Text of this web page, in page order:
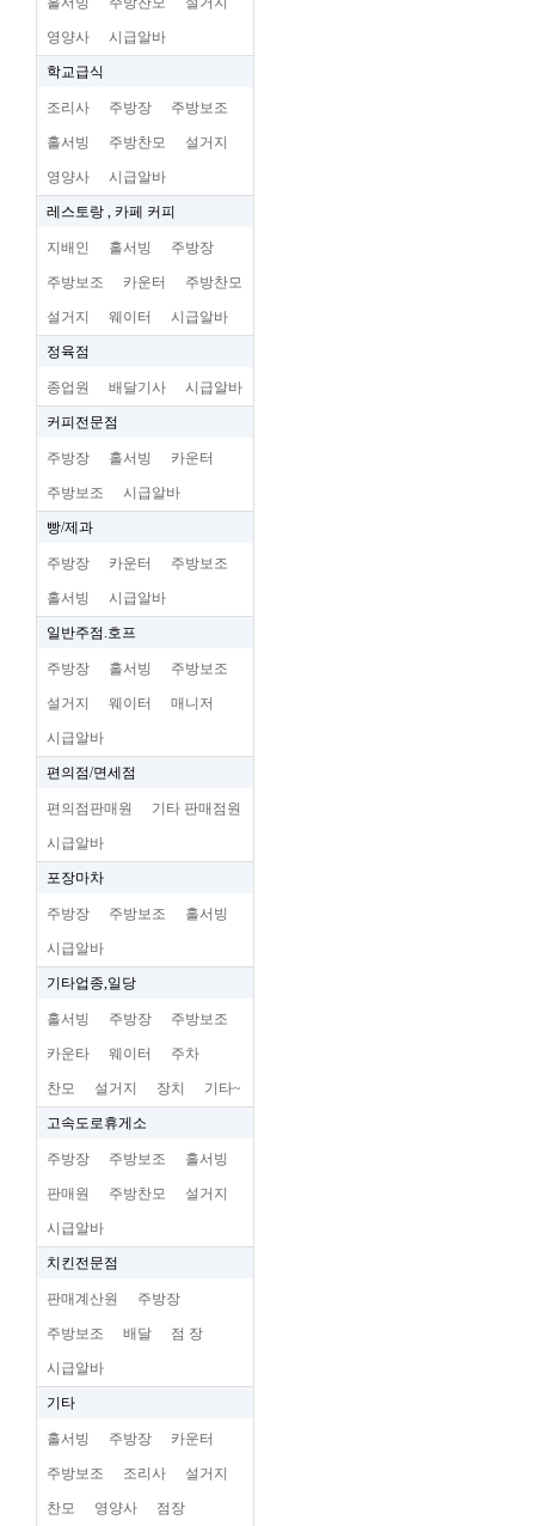
영양사 시급알바
학교급식
조리사 주방장 주방보조
홀서빙 주방찬모 설거지
영양사 시급알바
레스토랑 , 카페 커피
지배인 홀서빙 주방장
주방보조 카운터 주방찬모
설거지 웨이터 시급알바
정육점
종업원 배달기사 시급알바
커피전문점
주방장 홀서빙 카운터
주방보조 시급알바
빵/제과
주방장 카운터 주방보조
홀서빙 시급알바
일반주점.호프
주방장 홀서빙 주방보조
설거지 웨이터 매니저
시급알바
편의점/면세점
편의점판매원 기타 판매점원
시급알바
포장마차
주방장 주방보조 홀서빙
시급알바
기타업종,일당
홀서빙 주방장 주방보조
카운타 웨이터 주차
찬모 설거지 장치 기타~
고속도로휴게소
주방장 주방보조 홀서빙
판매원 주방찬모 설거지
시급알바
치킨전문점
판매계산원 주방장
주방보조 배달 점 장
시급알바
기타
홀서빙 주방장 카운터
주방보조 조리사 설거지
찬모 영양사 점장